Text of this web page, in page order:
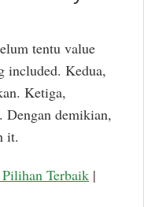
tentu value
included. Kedua,
Ketiga,
Dengan demikian,
it.
Terbaik |